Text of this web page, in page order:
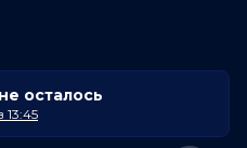
осталось